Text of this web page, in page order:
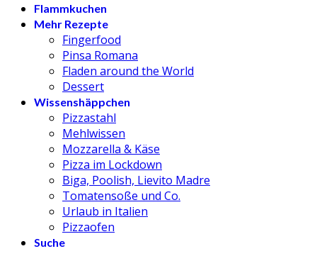
Flammkuchen
Mehr Rezepte
Fingerfood
Pinsa Romana
Fladen around the World
Dessert
Wissenshäppchen
Pizzastahl
Mehlwissen
Mozzarella & Käse
Pizza im Lockdown
Biga, Poolish, Lievito Madre
Tomatensoße und Co.
Urlaub in Italien
Pizzaofen
Suche